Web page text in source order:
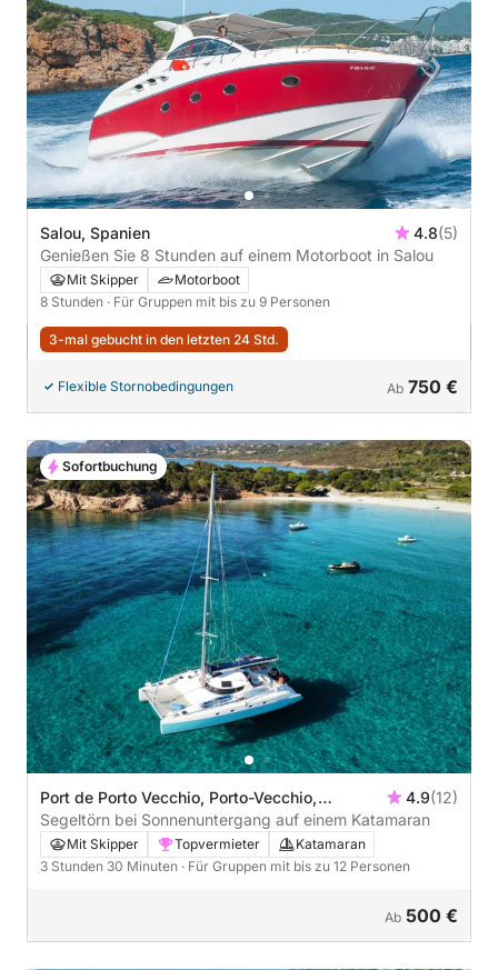
Salou, Spanien 4.8(5)
Genießen Sie 8 Stunden auf einem Motorboot in Salou
Mit Skipper
Motorboot
8 Stunden · Für Gruppen mit bis zu 9 Personen
3-mal gebucht in den letzten 24 Std.
Flexible Stornobedingungen Ab 750 €
Port de Porto Vecchio, Porto-Vecchio,
Frankreich
4.9(12)
Segeltörn bei Sonnenuntergang auf einem Katamaran
Mit Skipper Topvermieter
Katamaran
3 Stunden 30 Minuten · Für Gruppen mit bis zu 12 Personen
Ab 500 €
Sofortbuchung